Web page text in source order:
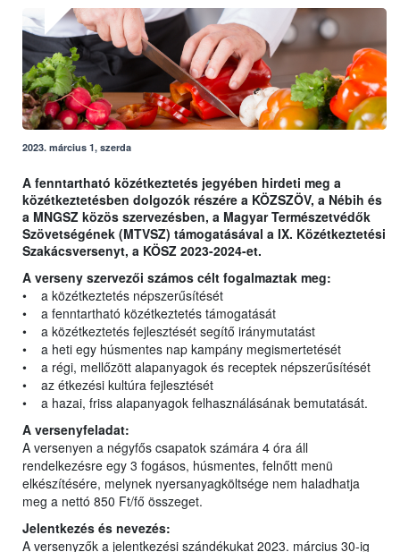
2023. március 1, szerda
A fenntartható közétkeztetés jegyében hirdeti meg a
közétkeztetésben dolgozók részére a KÖZSZÖV, a Nébih és
a MNGSZ közös szervezésben, a Magyar Természetvédők
Szövetségének (MTVSZ) támogatásával a IX. Közétkeztetési
Szakácsversenyt, a KÖSZ 2023-2024-et.
A verseny szervezői számos célt fogalmaztak meg:
• a közétkeztetés népszerűsítését
• a fenntartható közétkeztetés támogatását
• a közétkeztetés fejlesztését segítő iránymutatást
• a heti egy húsmentes nap kampány megismertetését
• a régi, mellőzött alapanyagok és receptek népszerűsítését
• az étkezési kultúra fejlesztését
• a hazai, friss alapanyagok felhasználásának bemutatását.
A versenyfeladat:
A versenyen a négyfős csapatok számára 4 óra áll
rendelkezésre egy 3 fogásos, húsmentes, felnőtt menü
elkészítésére, melynek nyersanyagköltsége nem haladhatja
meg a nettó 850 Ft/fő összeget.
Jelentkezés és nevezés:
A versenyzők a jelentkezési szándékukat 2023. március 30-ig